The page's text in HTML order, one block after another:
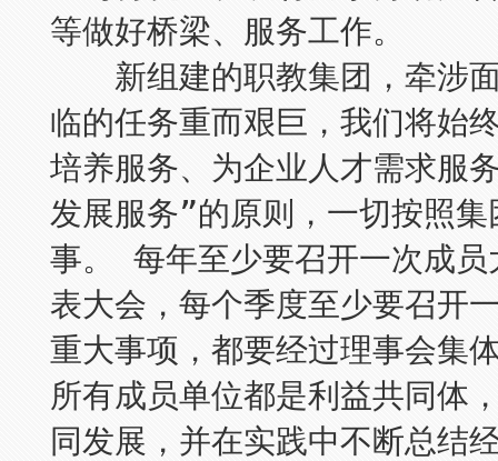
等做好桥梁、服务工作。
新组建的职教集团，牵涉面
临的任务重而艰巨，我们将始
培养服务、为企业人才需求服
发展服务”的原则，一切按照
事。 每年至少要召开一次成员
表大会，每个季度至少要召开
重大事项，都要经过理事会集
所有成员单位都是利益共同体
同发展，并在实践中不断总结